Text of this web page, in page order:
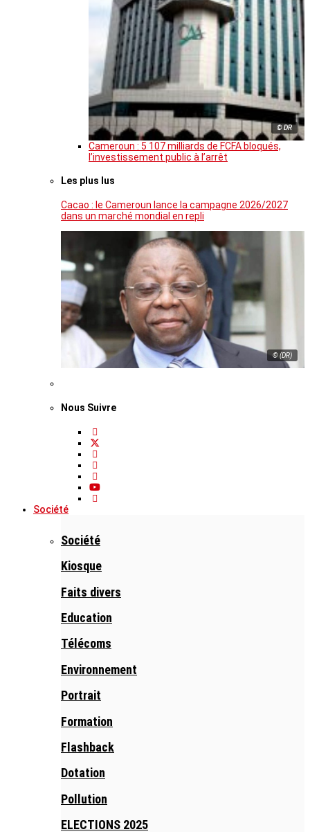
© DR
Cameroun : 5 107 milliards de FCFA bloqués,
l’investissement public à l’arrêt
Les plus lus
Cacao : le Cameroun lance la campagne 2026/2027
dans un marché mondial en repli
© (DR)
Nous Suivre
Société
Société
Kiosque
Faits divers
Education
Télécoms
Environnement
Portrait
Formation
Flashback
Dotation
Pollution
ELECTIONS 2025